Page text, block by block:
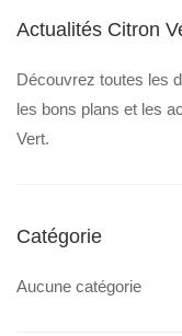
Actualités Citron
Découvrez toutes les
les bons plans et les
Vert.
Catégorie
Aucune catégorie